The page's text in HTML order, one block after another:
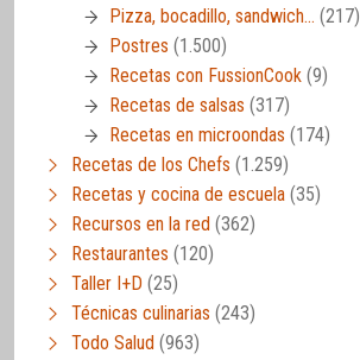
Pizza, bocadillo, sandwich… (217)
Postres (1.500)
Recetas con FussionCook (9)
Recetas de salsas (317)
Recetas en microondas (174)
Recetas de los Chefs (1.259)
Recetas y cocina de escuela (35)
Recursos en la red (362)
Restaurantes (120)
Taller I+D (25)
Técnicas culinarias (243)
Todo Salud (963)